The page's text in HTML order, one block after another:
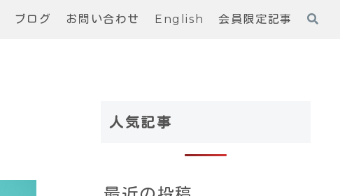
ブログ お問い合わせ English 会員限定記事
人気記事